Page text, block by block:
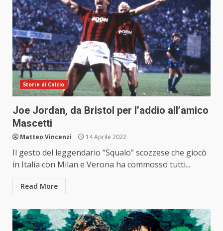
Storie di Calcio
Joe Jordan, da Bristol per l’addio all’amico
Mascetti
Matteo Vincenzi 14 Aprile 2022
Il gesto del leggendario “Squalo” scozzese che giocò
in Italia con Milan e Verona ha commosso tutti...
Read More